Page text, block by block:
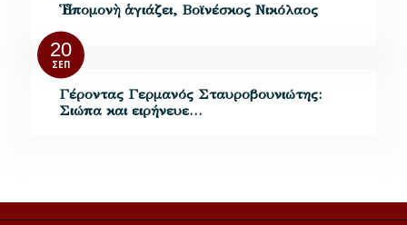
Ἡ ὑπομονὴ ἁγιάζει, Βοϊνέσκος Νικόλαος
20
ΣΕΠ
Γέροντας Γερμανός Σταυροβουνιώτης:
Σιώπα και ειρήνευε…